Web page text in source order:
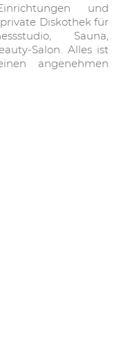
und
Diskothek für
Sauna,
Salon. Alles ist
angenehmen